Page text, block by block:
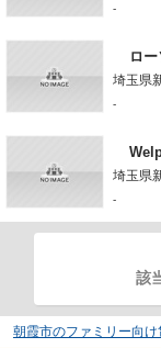
-
ロ
埼玉県
-
埼玉県
-
該
朝霞市のファミリー向